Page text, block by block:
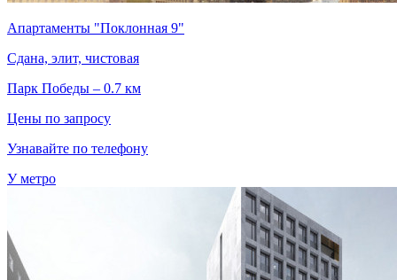
Апартаменты "Поклонная 9"
Сдана, элит, чистовая
Парк Победы – 0.7 км
Цены по запросу
Узнавайте по телефону
У метро